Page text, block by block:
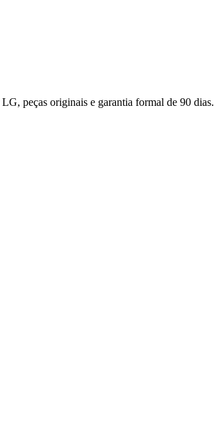
LG, peças originais e garantia formal de 90 dias.